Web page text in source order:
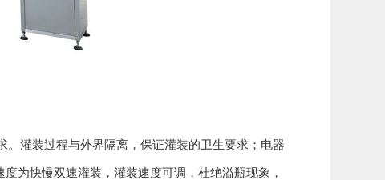
灌装过程与外界隔离，保证灌装的卫生要求；电器
为快慢双速灌装，灌装速度可调，杜绝溢瓶现象，